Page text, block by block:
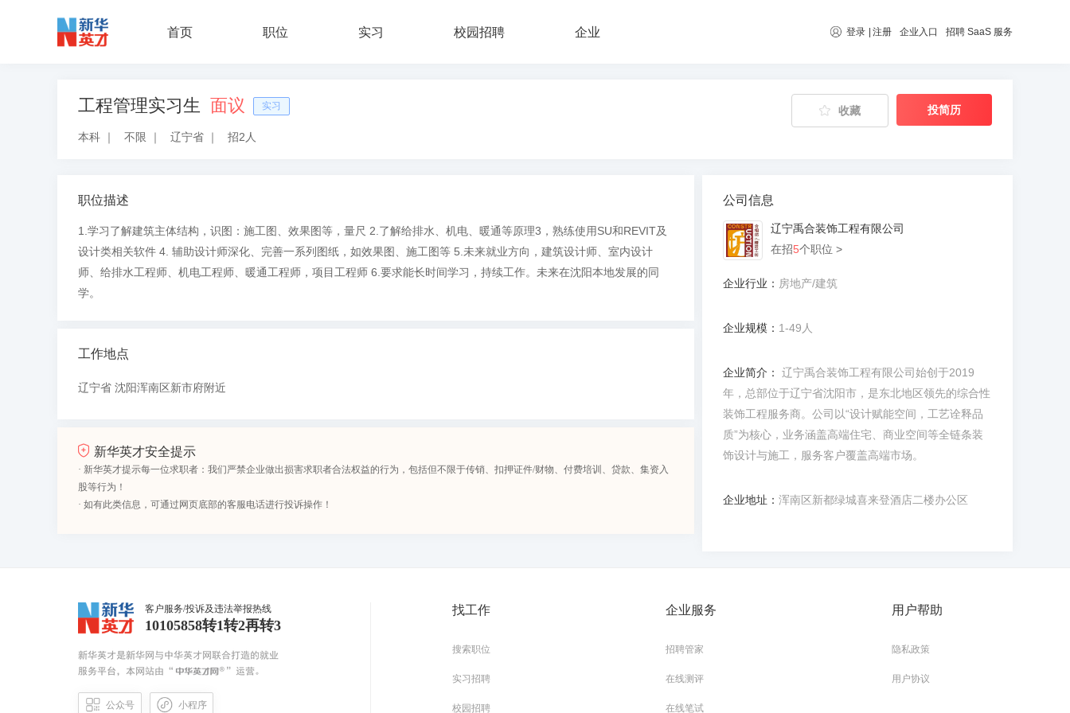
首页 职位 实习 校园招聘 企业 登录 | 注册 企业入口 招聘 SaaS 服务
工程管理实习生 面议 实习
本科 ｜ 不限 ｜ 辽宁省 ｜ 招2人
收藏 投简历
职位描述
1.学习了解建筑主体结构，识图：施工图、效果图等，量尺 2.了解给排水、机电、暖通等原理3，熟练使用SU和REVIT及
设计类相关软件 4. 辅助设计师深化、完善一系列图纸，如效果图、施工图等 5.未来就业方向，建筑设计师、室内设计
师、给排水工程师、机电工程师、暖通工程师，项目工程师 6.要求能长时间学习，持续工作。未来在沈阳本地发展的同
学。
工作地点
辽宁省 沈阳浑南区新市府附近
新华英才安全提示
· 新华英才提示每一位求职者：我们严禁企业做出损害求职者合法权益的行为，包括但不限于传销、扣押证件/财物、付费培训、贷款、集资入
股等行为！
· 如有此类信息，可通过网页底部的客服电话进行投诉操作！
公司信息
辽宁禹合装饰工程有限公司
在招5个职位 >
企业行业： 房地产/建筑
企业规模： 1-49人
企业简介：
年，总部位于辽宁省沈阳市，是东北地区领先的综合性
装饰工程服务商。公司以“设计赋能空间，工艺诠释品
质”为核心，业务涵盖高端住宅、商业空间等全链条装
饰设计与施工，服务客户覆盖高端市场。
企业地址： 浑南区新都绿城喜来登酒店二楼办公区
客户服务/投诉及违法举报热线
10105858转1转2再转3
公众号 小程序
找工作
搜索职位
实习招聘
校园招聘
企业服务
招聘管家
在线测评
在线笔试
用户帮助
隐私政策
用户协议